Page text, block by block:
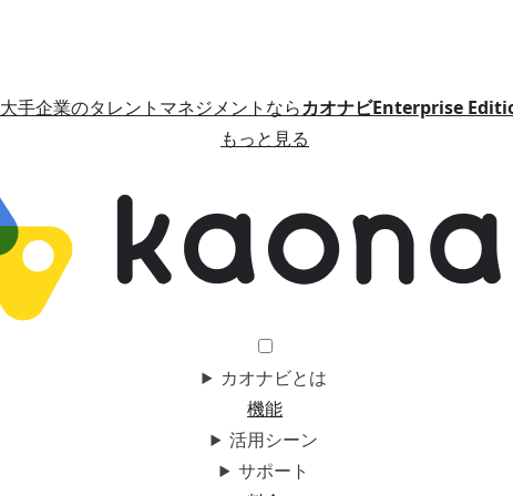
大手企業のタレントマネジメントならカオナビEnterprise
もっと見る
カオナビとは
機能
活用シーン
サポート